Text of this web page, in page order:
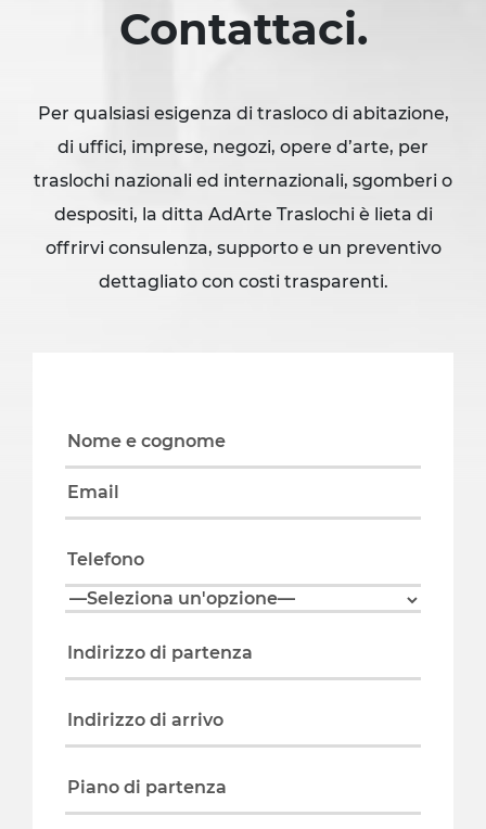
Contattaci.
Per qualsiasi esigenza di trasloco di abitazione,
di uffici, imprese, negozi, opere d’arte, per
traslochi nazionali ed internazionali, sgomberi o
despositi, la ditta AdArte Traslochi è lieta di
offrirvi consulenza, supporto e un preventivo
dettagliato con costi trasparenti.